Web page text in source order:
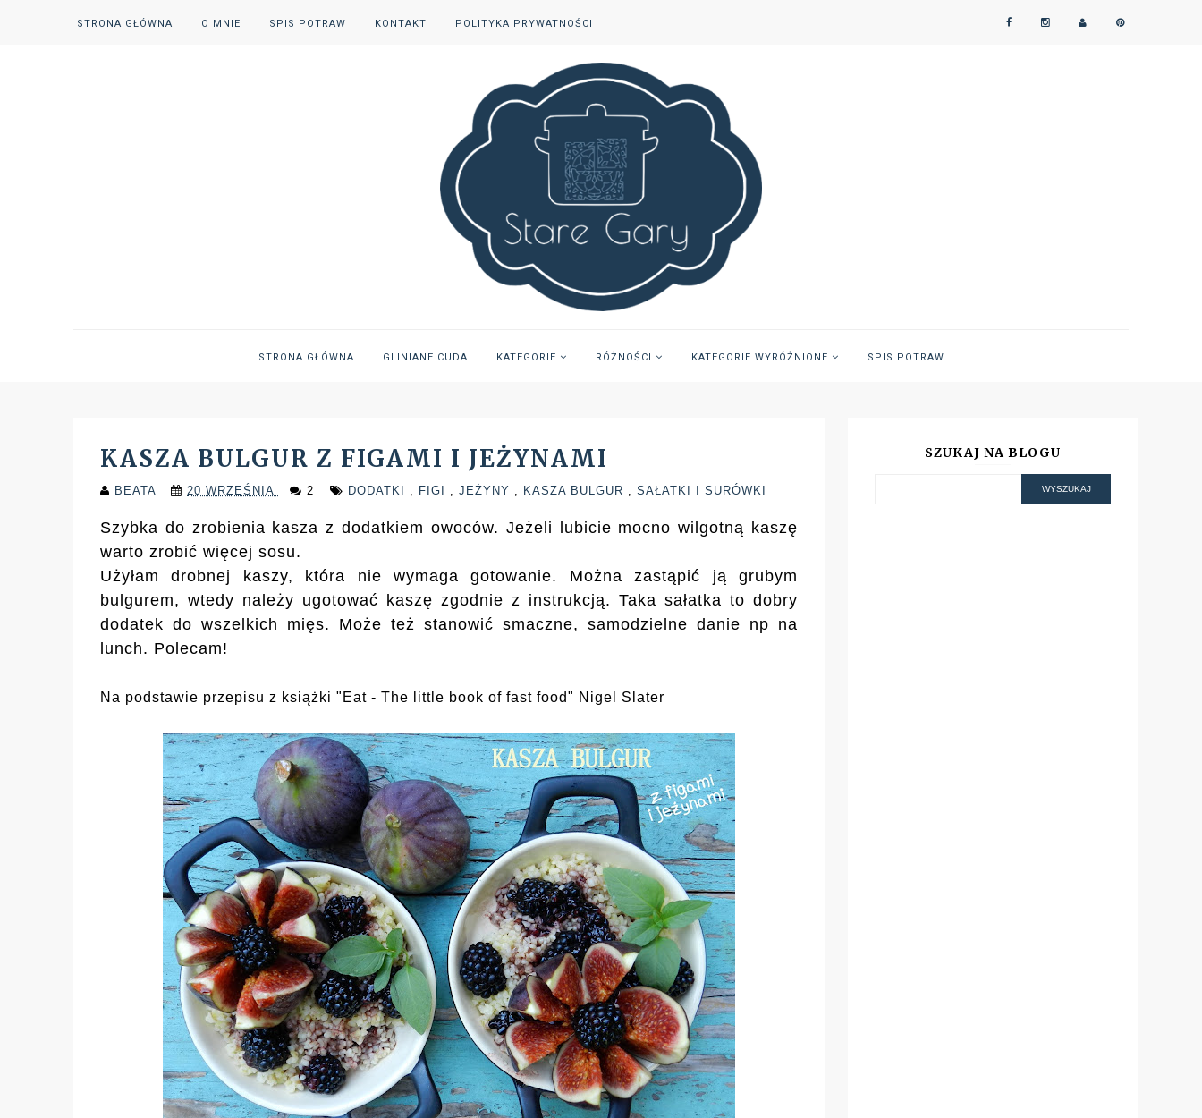
STRONA GŁÓWNA O MNIE SPIS POTRAW KONTAKT POLITYKA PRYWATNOŚCI
STRONA GŁÓWNA GLINIANE CUDA KATEGORIE RÓŻNOŚCI KATEGORIE WYRÓŻNIONE SPIS POTRAW
KASZA BULGUR Z FIGAMI I JEŻYNAMI
BEATA 20 WRZEŚNIA 2 DODATKI FIGI JEŻYNY KASZA BULGUR SAŁATKI I SURÓWKI
Szybka do zrobienia kasza z dodatkiem owoców. Jeżeli lubicie mocno wilgotną kaszę
warto zrobić więcej sosu.
Użyłam drobnej kaszy, która nie wymaga gotowanie. Można zastąpić ją grubym
bulgurem, wtedy należy ugotować kaszę zgodnie z instrukcją. Taka sałatka to dobry
dodatek do wszelkich mięs. Może też stanowić smaczne, samodzielne danie np na
lunch. Polecam!
Na podstawie przepisu z książki "Eat - The little book of fast food" Nigel Slater
SZUKAJ NA BLOGU